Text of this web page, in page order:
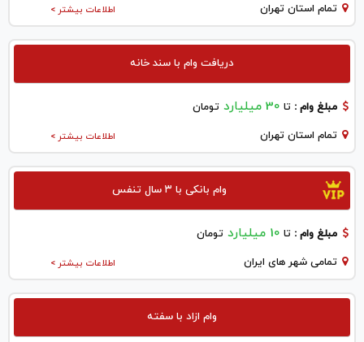
اطلاعات بیشتر > تمام استان تهران
دریافت وام با سند خانه
مبلغ وام : تا 30 میلیارد تومان
اطلاعات بیشتر > تمام استان تهران
وام بانکی با ۳ سال تنفس
مبلغ وام : تا 10 میلیارد تومان
اطلاعات بیشتر > تمامی شهر های ایران
وام ازاد با سفته